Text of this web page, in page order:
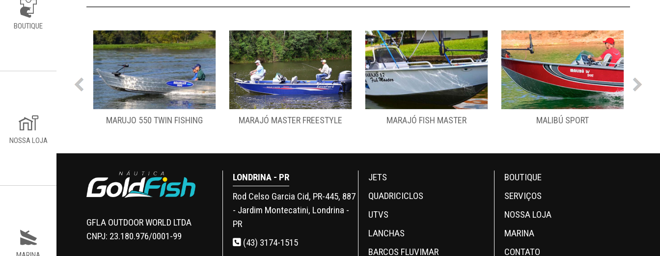
BOUTIQUE
NOSSA LOJA
550 TWIN FISHING MARAJÓ MASTER FREESTYLE MARAJÓ FISH MASTER MALIBÚ SPORT MARAJÓ MATRIX
GFLA OUTDOOR WORLD LTDA
CNPJ: 23.180.976/0001-99
LONDRINA - PR
Rod Celso Garcia Cid, PR-445, 887
- Jardim Montecatini, Londrina -
PR
(43) 3174-1515
JETS
QUADRICICLOS
UTVS
LANCHAS
BARCOS FLUVIMAR
BOUTIQUE
SERVIÇOS
NOSSA LOJA
MARINA
CONTATO